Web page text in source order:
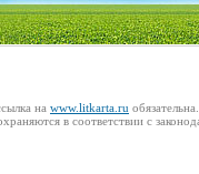
на www.litkarta.ru обязательна.
в соответствии с